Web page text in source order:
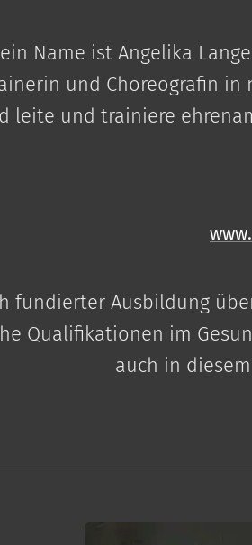
Name ist Angelika
und Choreografin
leite und trainiere
fundierter Ausbildung
Qualifikationen im
auch in